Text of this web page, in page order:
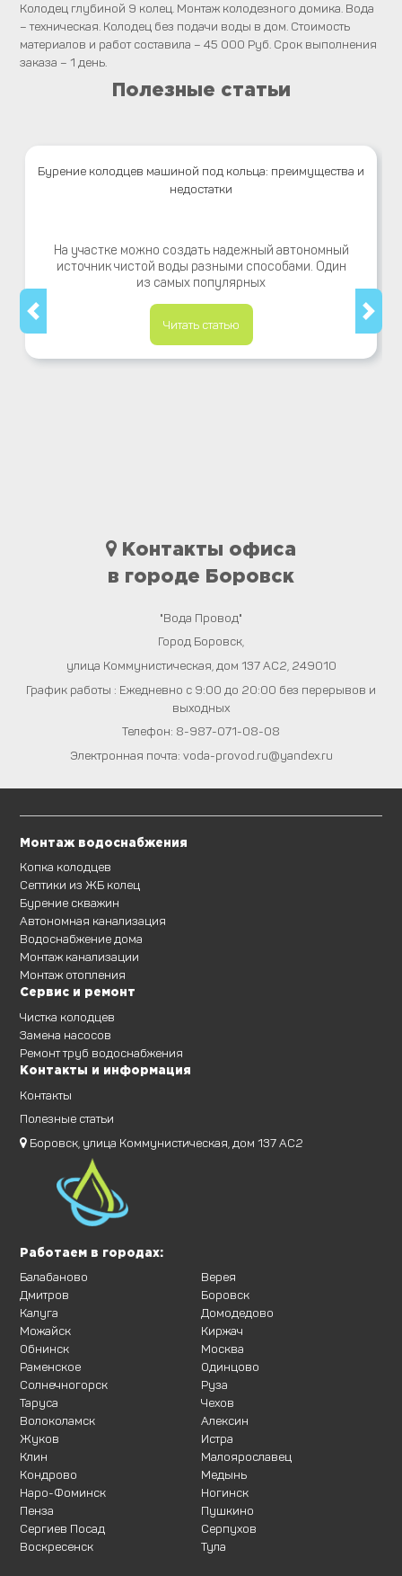
Колодец глубиной 9 колец. Монтаж колодезного домика. Вода
– техническая. Колодец без подачи воды в дом. Стоимость
материалов и работ составила – 45 000 Руб. Срок выполнения
заказа – 1 день.
Полезные статьи
Бурение колодцев машиной под кольца: преимущества и
недостатки
На участке можно создать надежный автономный
источник чистой воды разными способами. Один
из самых популярных
Читать статью
Контакты офиса
в городе Боровск
"Вода Провод"
Город Боровск
улица Коммунистическая, дом 137 АС2 249010
График работы : Ежедневно с 9:00 до 20:00 без перерывов и
выходных
Телефон: 8-987-071-08-08
Электронная почта: voda-provod.ru@yandex.ru
Монтаж водоснабжения
Копка колодцев
Септики из ЖБ колец
Бурение скважин
Автономная канализация
Водоснабжение дома
Монтаж канализации
Монтаж отопления
Сервис и ремонт
Чистка колодцев
Замена насосов
Ремонт труб водоснабжения
Контакты и информация
Контакты
Полезные статьи
Боровск, улица Коммунистическая, дом 137 АС2
Работаем в городах:
Балабаново
Дмитров
Калуга
Можайск
Обнинск
Раменское
Солнечногорск
Таруса
Верея
Боровск
Домодедово
Киржач
Москва
Одинцово
Руза
Чехов
Волоколамск
Жуков
Клин
Кондрово
Наро-Фоминск
Пенза
Сергиев Посад
Воскресенск
Алексин
Истра
Малоярославец
Медынь
Ногинск
Пушкино
Серпухов
Тула